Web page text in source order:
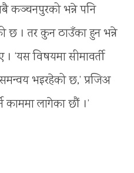
कञ्चनपुरको भन्ने पनि
छ । तर कुन ठाउँका हुन भन्ने
‘यस विषयमा सीमावर्ती
भइरहेको छ,’ प्रजिअ
काममा लागेका छौं ।’